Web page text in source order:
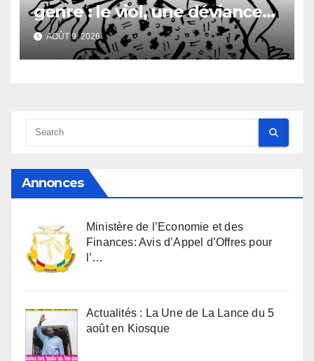
genre : le viol, une déviance
aussi vieille que l’humanité
AOÛT 9, 2026
Annonces
Ministère de l’Economie et des
Finances: Avis d’Appel d’Offres pour
l’…
Actualités : La Une de La Lance du 5
août en Kiosque